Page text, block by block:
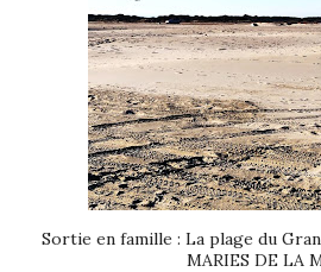
Sortie en famille : La plage du
MARIES DE LA